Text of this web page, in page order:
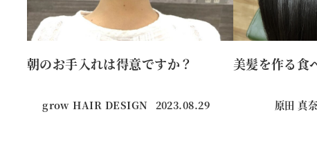
朝のお手入れは得意ですか？
grow HAIR DESIGN 投稿日
2023.08.29
美髪を作る食
原田 真